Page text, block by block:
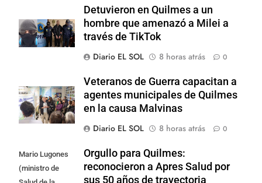
Detuvieron en Quilmes a un
hombre que amenazó a Milei a
través de TikTok
Diario EL SOL
8 horas atrás 0
Veteranos de Guerra capacitan a
agentes municipales de Quilmes
en la causa Malvinas
Diario EL SOL
8 horas atrás 0
Mario Lugones
(ministro de
Orgullo para Quilmes:
reconocieron a Apres Salud por
sus 50 años de trayectoria